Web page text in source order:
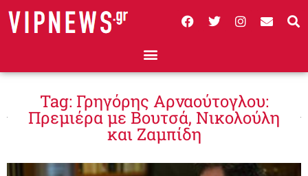
Tag: Γρηγόρης Αρναούτογλου:
Πρεμιέρα με Βουτσά, Νικολούλη
και Ζαμπίδη